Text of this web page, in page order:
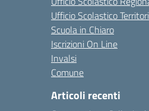
Ufficio Scolastico
Scuola in Chiaro
Iscrizioni On Line
Invalsi
Comune
Articoli recenti